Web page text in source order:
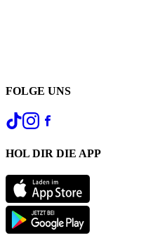
FOLGE UNS
HOL DIR DIE APP